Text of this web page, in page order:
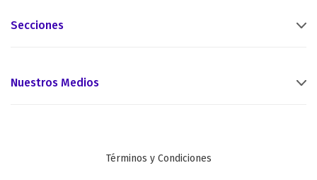
Secciones
Nuestros Medios
Términos y Condiciones